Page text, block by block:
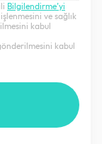
Bilgilendirme’yi
ve sağlık
kabul
kabul